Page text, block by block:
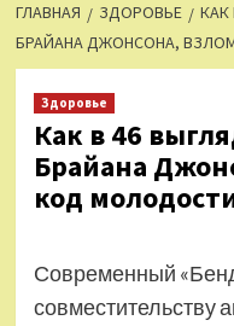
ГЛАВНАЯ ЗДОРОВЬЕ
КАК
БРАЙАНА ДЖОНСОНА,
Здоровье
Как в 46
Брайана
код
Современный
совместительству